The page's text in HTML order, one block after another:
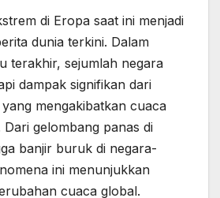
di Eropa saat ini menjadi
dunia terkini. Dalam
terakhir, sejumlah negara
dampak signifikan dari
mengakibatkan cuaca
Dari gelombang panas di
banjir buruk di negara-
ini menunjukkan
cuaca global.